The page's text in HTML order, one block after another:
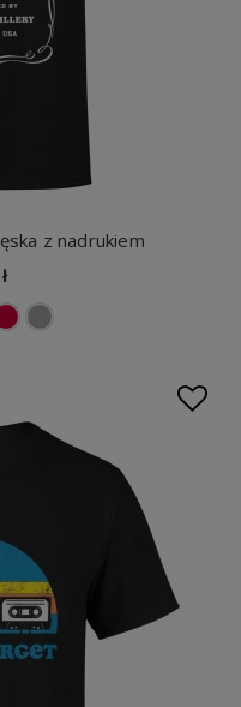
z nadrukiem